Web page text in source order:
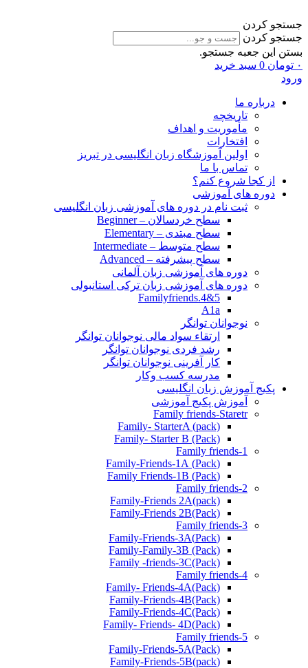
جستجو کردن
جستجو کردن
بستن این جعبه جستجو.
۰ تومان 0 سبد خرید
ورود
درباره ما
تاریخچه
مأموریت و اهداف
افتخارات
اولین آموزشگاه زبان انگلیسی در تبریز
تماس با ما
از کجا شروع کنم؟
دوره های آموزشی
ثبت نام در دوره های آموزشی زبان انگلیسی
سطح خردسالان – Beginner
سطح مبتدی – Elementary
سطح متوسط – Intermediate
سطح پیشرفته – Advanced
دوره های آموزشی زبان آلمانی
دوره های آموزشی زبان ترکی استانبولی
Familyfriends.4&5
A1a
نوجوانان توانگر
ارتقاء سواد مالی نوجوانان توانگر
رشد فردی نوجوانان توانگر
کار آفرینی نوجوانان توانگر
مدرسه کسب وکار
پکیج آموزش زبان انگلیسی
آموزش پکیج آموزشی
Family friends-Staretr
Family- StarterA (pack)
Family- Starter B (Pack)
Family friends-1
(Pack) Family-Friends-1A
(Pack) Family Friends-1B
Family friends-2
Family-Friends 2A(pack)
Family-Friends 2B(Pack)
Family friends-3
(Pack)Family-Friends-3A
Family-Family-3B (Pack)
Family -friends-3C(Pack)
Family friends-4
Family- Friends-4A(Pack)
Family-Friends-4B(Pack)
Family-Friends-4C(Pack)
(Pack)Family- Friends- 4D
Family friends-5
Family-Friends-5A(Pack)
(pack)Family-Friends-5B